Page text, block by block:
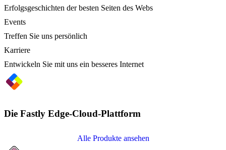
Erfolgsgeschichten der besten Seiten des Webs
Events
Treffen Sie uns persönlich
Karriere
Entwickeln Sie mit uns ein besseres Internet
Die Fastly Edge-Cloud-Plattform
Alle Produkte ansehen